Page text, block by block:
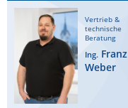
Vertrieb &
technische
Beratung
Ing. Franz
Weber